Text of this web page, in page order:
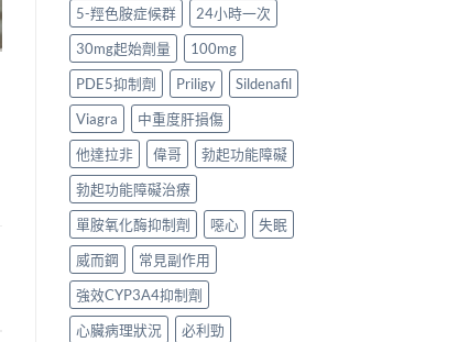
5-羥色胺症候群
24小時一次
30mg起始劑量
100mg
PDE5抑制劑
Priligy
Sildenafil
Viagra
中重度肝損傷
他達拉非
偉哥
勃起功能障礙
勃起功能障礙治療
單胺氧化酶抑制劑
噁心
失眠
威而鋼
常見副作用
強效CYP3A4抑制劑
心臟病理狀況
必利勁